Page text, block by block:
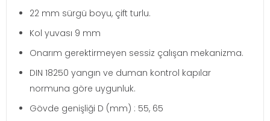
22 mm sürgü boyu, çift turlu.
Kol yuvası 9 mm
Onarım gerektirmeyen sessiz çalışan mekanizma.
DIN 18250 yangın ve duman kontrol kapılar
normuna göre uygunluk.
Gövde genişliği D (mm) : 55, 65